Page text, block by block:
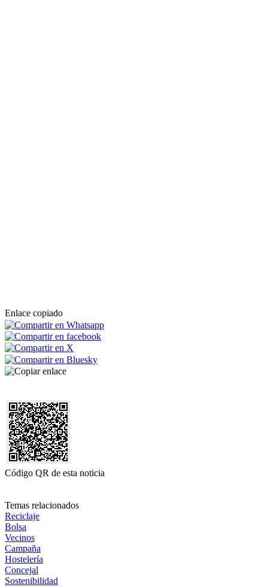
Enlace copiado
Código QR de esta noticia
Temas relacionados
Reciclaje
Bolsa
Vecinos
Campaña
Hostelería
Concejal
Sostenibilidad